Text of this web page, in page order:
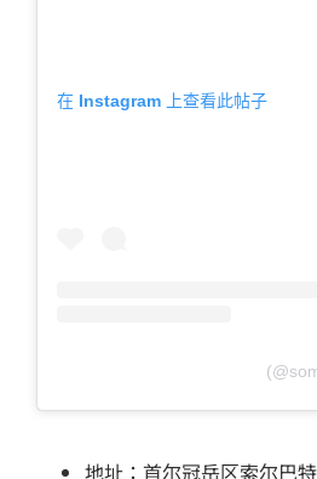
在 Instagram 上查看此帖子
⠀⠀⠀⠀⠀⠀⠀⠀⠀⠀⠀⠀⠀⠀⠀⠀
地址：首尔冠岳区索尔巴